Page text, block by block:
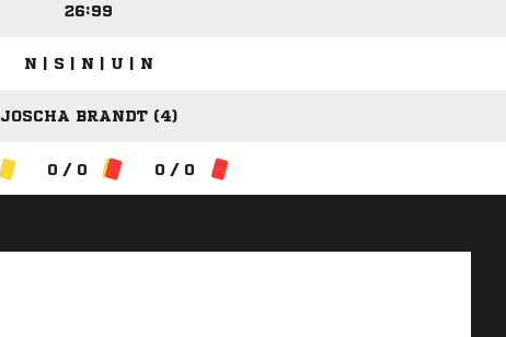
26:99
N | S | N | U | N
JOSCHA BRANDT (4)
0 / 0 0 / 0